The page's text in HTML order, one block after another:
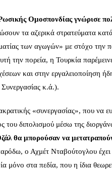
Ομοσπονδίας γνώρισε
τα αζερικά στρατεύματα
των αγωγών» με στόχο την
την πορεία, η Τουρκία
και στην εργαλειοποίηση
κ.ά.).
«συνεργασίας», που να
του διπολισμού μέσω της
θα μπορούσαν να
ο Αχμέτ Νταβούτογλου έχει
μόνο στα πεδία, που η ίδια θεωρεί